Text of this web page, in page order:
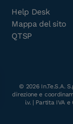
l'e-
Help Desk
Mappa del sito
QTSP
© 2026In.Te.S.A.
direzione e
i.v. | Partita IVA e